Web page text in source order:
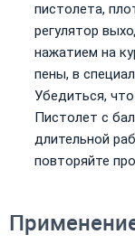
пистолета,
регулятор
нажатием на
пены, в
Убедиться,
Пистолет с
длительной
повторяйте